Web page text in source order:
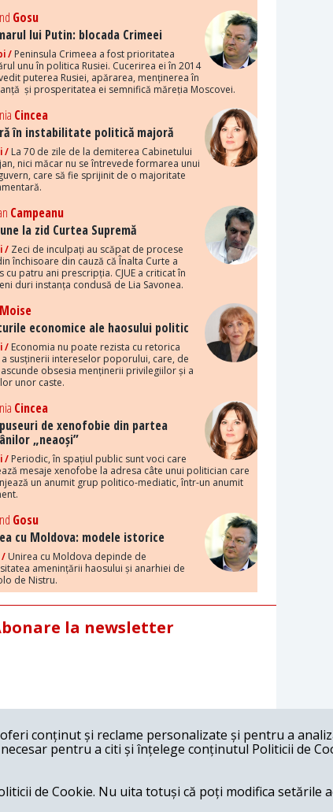
Gosu
lui Putin: blocada Crimeei
/ Peninsula Crimeea a fost prioritatea
unu în politica Rusiei. Cucerirea ei în 2014
puterea Rusiei, apărarea, menținerea în
și prosperitatea ei semnifică măreția Moscovei.
Cincea
în instabilitate politică majoră
/ La 70 de zile de la demiterea Cabinetului
nici măcar nu se întrevede formarea unui
care să fie sprijinit de o majoritate
Campeanu
la zid Curtea Supremă
/ Zeci de inculpați au scăpat de procese
închisoare din cauză că Înalta Curte a
cu patru ani prescripția. CJUE a criticat în
duri instanța condusă de Lia Savonea.
Moise
economice ale haosului politic
/ Economia nu poate rezista cu retorica
susținerii intereselor poporului, care, de
obsesia menținerii privilegiilor și a
unor caste.
Cincea
de xenofobie din partea
„neaoși”
/ Periodic, în spațiul public sunt voci care
mesaje xenofobe la adresa câte unui politician care
un anumit grup politico-mediatic, într-un anumit
Gosu
cu Moldova: modele istorice
/ Unirea cu Moldova depinde de
amenințării haosului și anarhiei de
de Nistru.
la newsletter
conținut și reclame personalizate și pentru a
pentru a citi și înțelege conținutul Politicii de
de Cookie. Nu uita totuși că poți modifica setările